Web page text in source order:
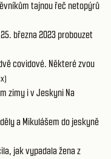
tajnou řeč netopýrů
března 2023 probouzet
covidové. Některé zvou
zimy i v Jeskyni Na
a Mikulášem do jeskyně
jak vypadala žena z